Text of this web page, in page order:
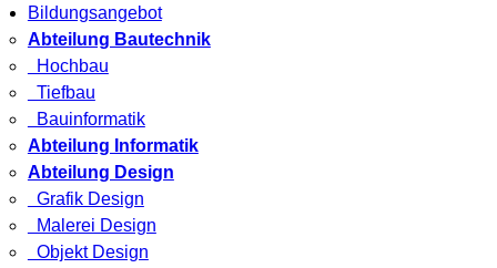
Bildungsangebot
Abteilung Bautechnik
Hochbau
Tiefbau
Bauinformatik
Abteilung Informatik
Abteilung Design
Grafik Design
Malerei Design
Objekt Design